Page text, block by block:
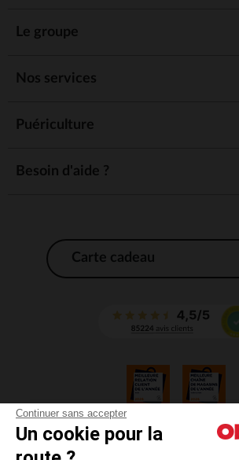
Continuer sans accepter
Un cookie pour la
Le groupe
Nos services
Puériculture
Besoin d'aide ?
Carte cadeau